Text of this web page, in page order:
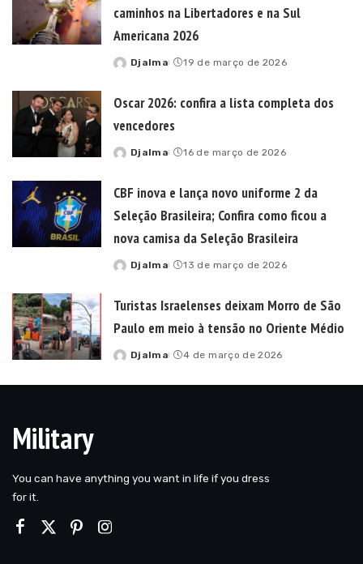
caminhos na Libertadores e na Sul
Americana 2026
Posted
Djalma 19 de março de 2026
Oscar 2026: confira a lista completa dos
vencedores
Posted
Djalma 16 de março de 2026
CBF inova e lança novo uniforme 2 da
Seleção Brasileira; Confira como ficou a
nova camisa da Seleção Brasileira
Posted
Djalma 13 de março de 2026
Turistas Israelenses deixam Morro de São
Paulo em meio à tensão no Oriente Médio
Posted
Djalma 4 de março de 2026
Military
You can have anything you want in life if you dress
for it.